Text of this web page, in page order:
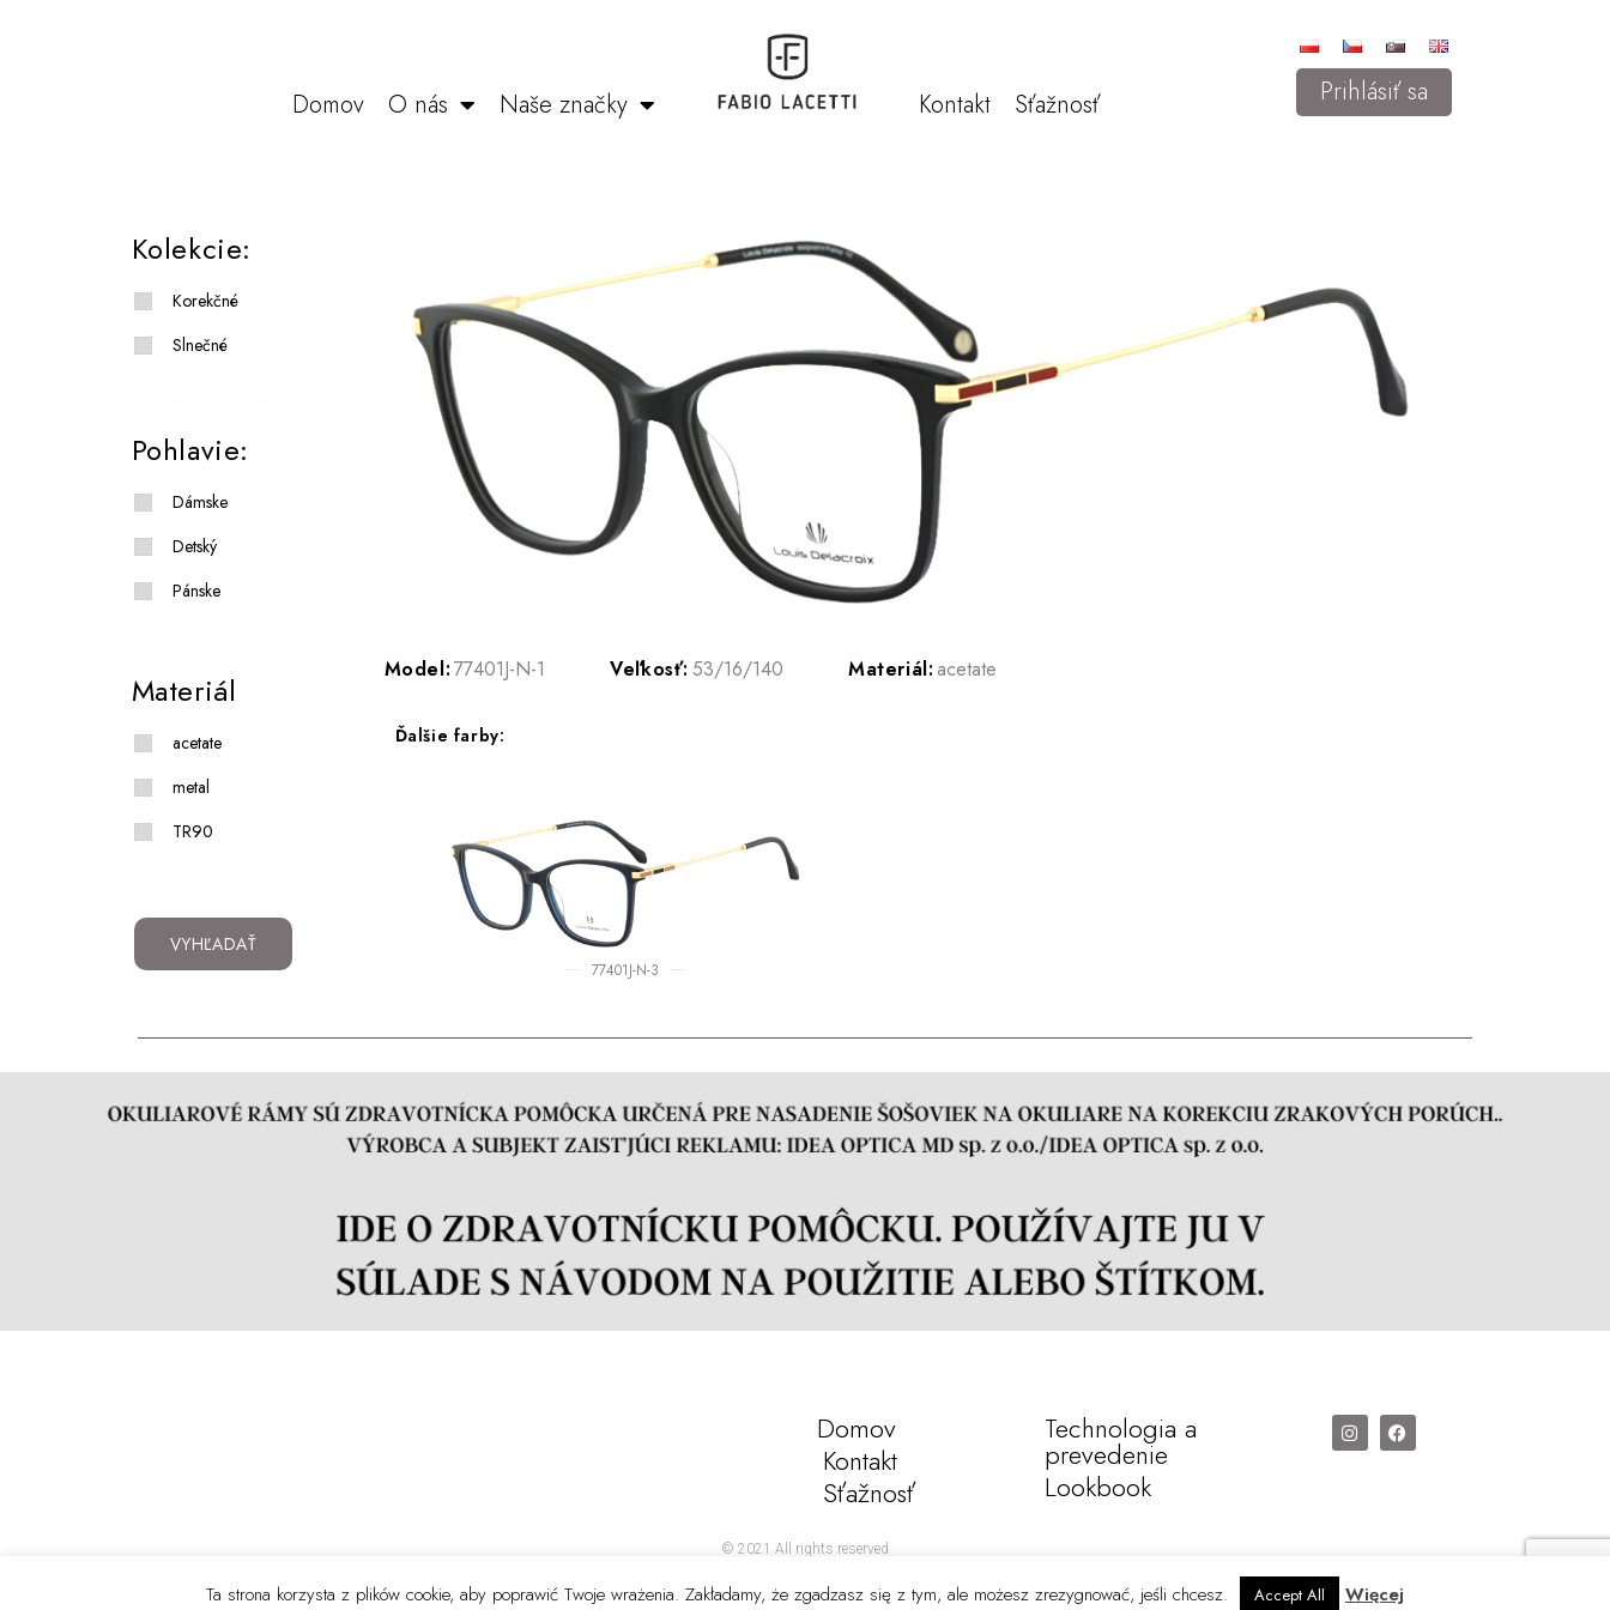
Domov O nás Naše značky Kontakt Sťažnosť Prihlásiť sa
Kolekcie:
Korekčné
Slnečné
Pohlavie:
Dámske
Detský
Pánske
Materiál
acetate
metal
TR90
VYHĽADAŤ
Model:77401J-N-1 Veľkosť: 53/16/140 Materiál:acetate
Ďalšie farby:
77401J-N-3
Domov
Kontakt
Sťažnosť
Technologia a
prevedenie
Lookbook
© 2021 All rights reserved
Ta strona korzysta z plików cookie, aby poprawić Twoje wrażenia. Zakładamy, że zgadzasz się z tym, ale możesz zrezygnować, jeśli chcesz. Accept All Więcej